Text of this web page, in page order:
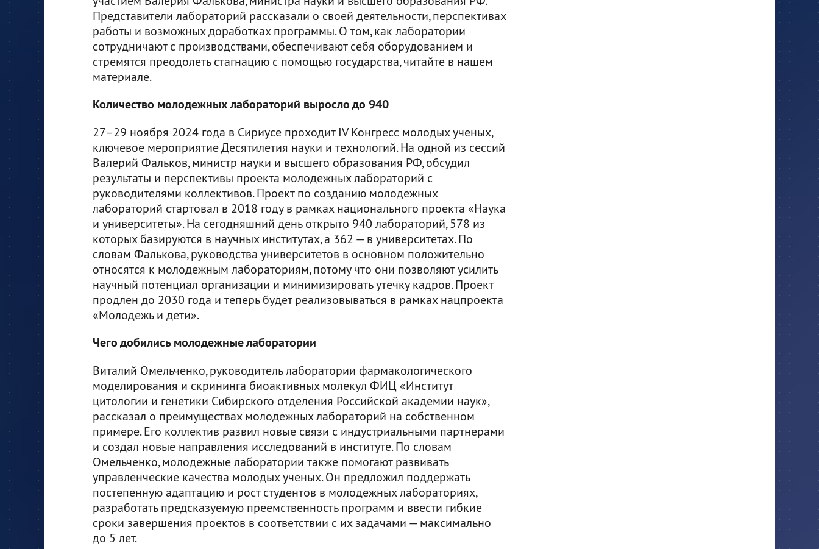
Представители лабораторий рассказали о своей деятельности, перспективах
работы и возможных доработках программы. О том, как лаборатории
сотрудничают с производствами, обеспечивают себя оборудованием и
стремятся преодолеть стагнацию с помощью государства, читайте в нашем
материале.
Количество молодежных лабораторий выросло до 940
27–29 ноября 2024 года в Сириусе проходит IV Конгресс молодых ученых,
ключевое мероприятие Десятилетия науки и технологий. На одной из сессий
Валерий Фальков, министр науки и высшего образования РФ, обсудил
результаты и перспективы проекта молодежных лабораторий с
руководителями коллективов. Проект по созданию молодежных
лабораторий стартовал в 2018 году в рамках национального проекта «Наука
и университеты». На сегодняшний день открыто 940 лабораторий, 578 из
которых базируются в научных институтах, а 362 — в университетах. По
словам Фалькова, руководства университетов в основном положительно
относятся к молодежным лабораториям, потому что они позволяют усилить
научный потенциал организации и минимизировать утечку кадров. Проект
продлен до 2030 года и теперь будет реализовываться в рамках нацпроекта
«Молодежь и дети».
Чего добились молодежные лаборатории
Виталий Омельченко, руководитель лаборатории фармакологического
моделирования и скрининга биоактивных молекул ФИЦ «Институт
цитологии и генетики Сибирского отделения Российской академии наук»,
рассказал о преимуществах молодежных лабораторий на собственном
примере. Его коллектив развил новые связи с индустриальными партнерами
и создал новые направления исследований в институте. По словам
Омельченко, молодежные лаборатории также помогают развивать
управленческие качества молодых ученых. Он предложил поддержать
постепенную адаптацию и рост студентов в молодежных лабораториях,
разработать предсказуемую преемственность программ и ввести гибкие
сроки завершения проектов в соответствии с их задачами — максимально
до 5 лет.